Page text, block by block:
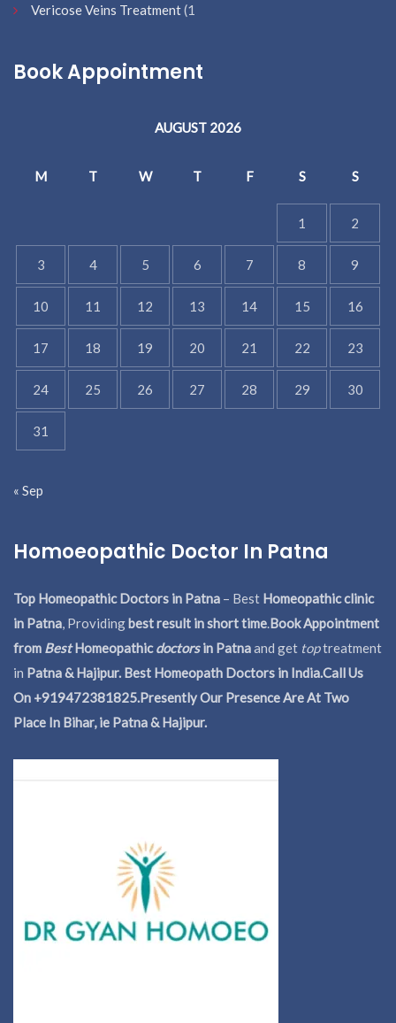
Vericose Veins Treatment(1
Book Appointment
AUGUST 2026
M T W T F S S
1 2
3 4 5 6 7 8 9
10 11 12 13 14 15 16
17 18 19 20 21 22 23
24 25 26 27 28 29 30
31
« Sep
Homoeopathic Doctor In Patna
Top Homeopathic Doctors in Patna – Best Homeopathic clinic
in Patna, Providingbest result in short time.Book Appointment
from BestHomeopathicdoctorsin Patnaand get toptreatment
in Patna & Hajipur. Best Homeopath Doctors in India.Call Us
On +919472381825.Presently Our Presence Are At Two
Place In Bihar, ie Patna & Hajipur.